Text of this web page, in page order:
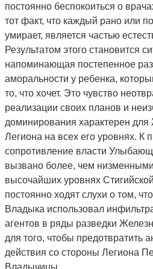
постоянно беспокоиться о
тот факт, что каждый рано или
умирает, является частью
Результатом этого становится
напоминающая постепенное
аморальности у ребенка,
то, что хочет. Это чувство
реализации своих планов и
доминирования характерен для
Легиона на всех его уровнях. К
сопротивление власти
вызвано более, чем
высочайших уровнях
постоянно ходят слухи о том,
Владыка использовал
агентов в ряды разведки
для того, чтобы предотвратить
действия со стороны Легиона
Владычицы.